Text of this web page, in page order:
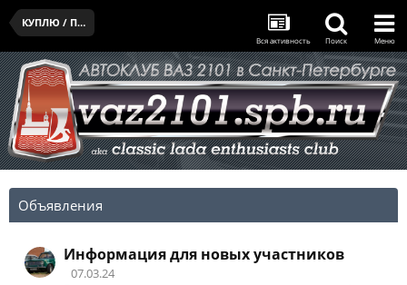
КУПЛЮ / ПРОДАМ / ПОДАРЮ
Вся активность Поиск Меню
Объявления
Информация для новых участников
07.03.24